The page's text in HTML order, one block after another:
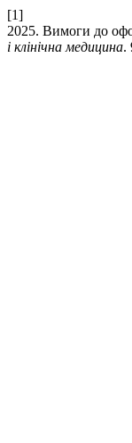
[1]
2025. Вимоги до
і клінічна медицина.